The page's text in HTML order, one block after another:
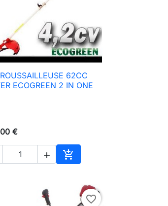
 Vista rápida62CC
ECOGREEN 2 IN ONE
€
 
Añadir al carrito
favorite_border